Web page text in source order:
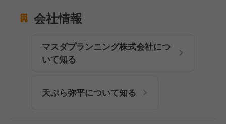
会社情報
マスダプランニング株式会社につ
いて知る
天ぷら弥平について知る